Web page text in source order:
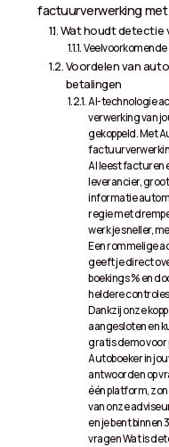
factuurverwerking
Wat houdt detectie
Voordelen van
betalingen
AI-technologie
verwerking van
gekoppeld. Met
AI leest facturen
leverancier,
informatie
regie met
werk je sneller,
Een rommelige
geeft je direct
boekings % en
heldere
Dankzij onze
aangesloten en
gratis demo voor
Autoboeker in
antwoorden op
één platform,
van onze
en je bent binnen
vragen Wat is